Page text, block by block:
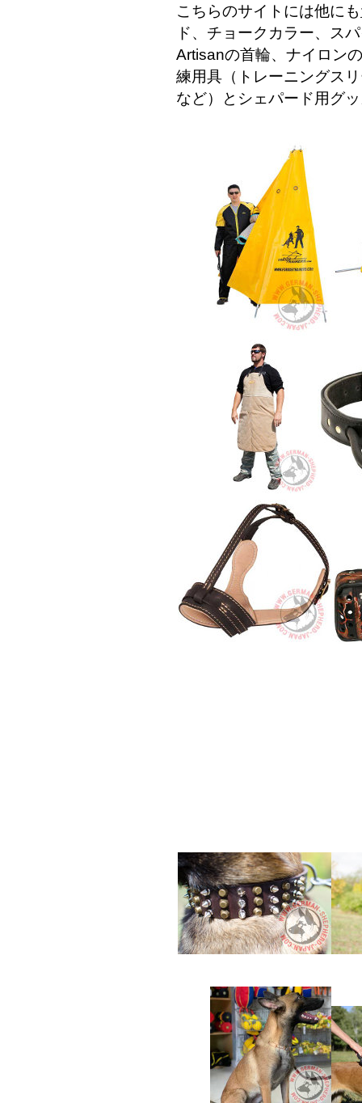
こちらのサイトには他にも
ド、チョークカラー、ス
Artisanの首輪、ナイロン
練用具（トレーニングス
など）とシェパード用グ